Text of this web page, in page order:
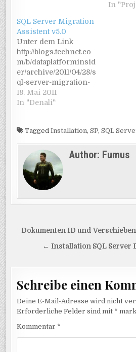
2008
In
SQL Server Migration
Assistent v5.0
Unter dem Link
http://blogs.technet.co
m/b/dataplatforminsid
er/archive/2011/04/28/s
ql-server-migration-
assistant-v5-0-is-now-
available.aspx steht
zur Verfügung. Mit
diesem Tool wird die
Migration von Oracle,
Sybase, MySQL oder
gar Access deutlich
erleichtert. Der
eine Migration zu
Express Version)
sowie zu SQL Azure.
18. Mai 2011
In "Denali"
TaggedInstallation,SP,SQL
Author: Fumus
Beitragsnavigation
Dokumenten ID und
← Installation SQL Server
Schreibe einen
Deine E-Mail-Adresse wird nicht
Erforderliche Felder sind mit *
Kommentar *